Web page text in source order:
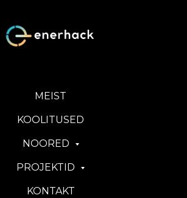
MEIST
KOOLITUSED
NOORED
PROJEKTID
KONTAKT